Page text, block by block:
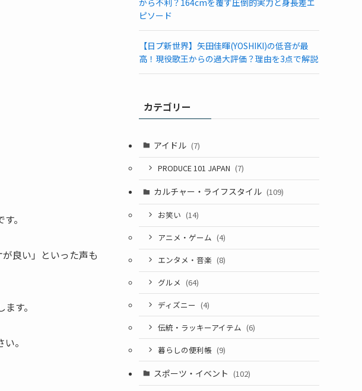
す。
良い」といった声も
ます。
。
から不利？164cmを覆す圧倒的実力と身長差エ
ピソード
【日プ新世界】矢田佳暉(YOSHIKI)の低音が最
高！現役歌王からの過大評価？理由を3点で解説
カテゴリー
アイドル (7)
PRODUCE 101 JAPAN (7)
カルチャー・ライフスタイル (109)
お笑い (14)
アニメ・ゲーム (4)
エンタメ・音楽 (8)
グルメ (64)
ディズニー (4)
伝統・ラッキーアイテム (6)
暮らしの便利帳 (9)
スポーツ・イベント (102)